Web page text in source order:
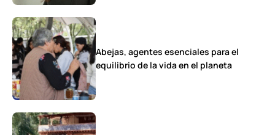
Abejas, agentes esenciales para el
equilibrio de la vida en el planeta